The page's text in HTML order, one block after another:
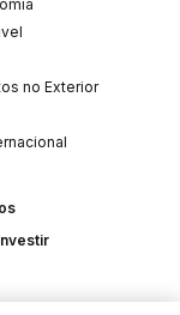
no Exterior